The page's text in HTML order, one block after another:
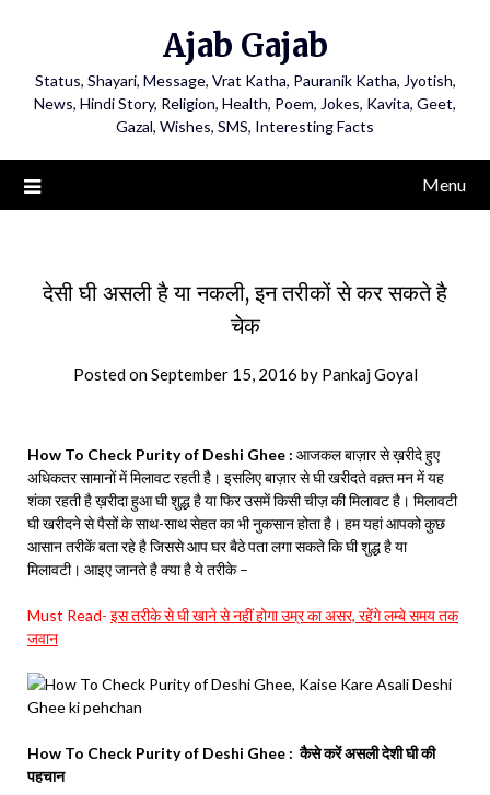
Ajab Gajab
Status, Shayari, Message, Vrat Katha, Pauranik Katha, Jyotish,
News, Hindi Story, Religion, Health, Poem, Jokes, Kavita, Geet,
Gazal, Wishes, SMS, Interesting Facts
Menu
देसी घी असली है या नकली, इन तरीकों से कर सकते है
चेक
Posted onSeptember 15, 2016 by Pankaj Goyal
How To Check Purity of Deshi Ghee : आजकल बाज़ार से ख़रीदे हुए
अधिकतर सामानों में मिलावट रहती है। इसलिए बाज़ार से घी खरीदते वक़्त मन में यह
शंका रहती है ख़रीदा हुआ घी शुद्ध है या फिर उसमें किसी चीज़ की मिलावट है। मिलावटी
घी खरीदने से पैसों के साथ-साथ सेहत का भी नुकसान होता है। हम यहां आपको कुछ
आसान तरीकें बता रहे है जिससे आप घर बैठे पता लगा सकते कि घी शुद्ध है या
मिलावटी। आइए जानते है क्या है ये तरीके –
Must Read- इस तरीके से घी खाने से नहीं होगा उम्र का असर, रहेंगे लम्बे समय तक
जवान
How To Check Purity of Deshi Ghee : कैसे करें असली देशी घी की
पहचान